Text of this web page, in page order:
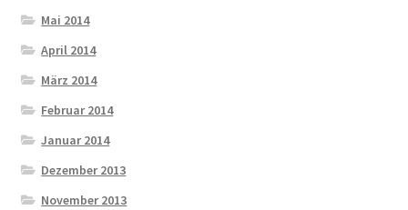
Mai 2014
April 2014
März 2014
Februar 2014
Januar 2014
Dezember 2013
November 2013